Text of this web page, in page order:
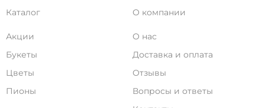
Каталог
Акции
Букеты
Цветы
Пионы
О компании
О нас
Доставка и оплата
Отзывы
Вопросы и ответы